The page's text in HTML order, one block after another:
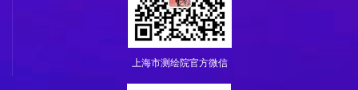
上海市测绘院官方微信